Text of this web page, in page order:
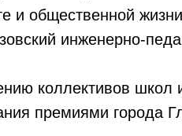
и общественной
инженерно-
коллективов школ
премиями города